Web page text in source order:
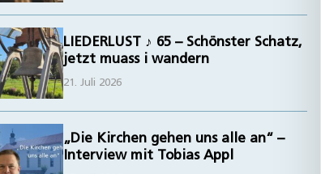
LIEDERLUST ♪ 65 – Schönster Schatz,
jetzt muass i wandern
21. Juli 2026
„Die Kirchen gehen uns alle an“ –
Interview mit Tobias Appl